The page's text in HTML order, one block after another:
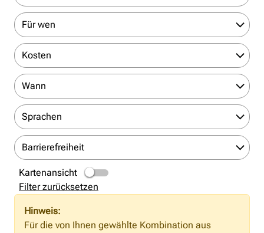
Für wen
Kosten
Wann
Sprachen
Barrierefreiheit
Kartenansicht
Filter zurücksetzen
Hinweis:
Für die von Ihnen gewählte Kombination aus